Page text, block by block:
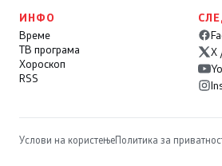
ИНФО
Време
ТВ програма
Хороскоп
RSS
X
Услови на користењеПолитика за